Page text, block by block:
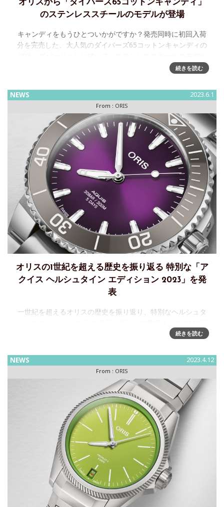
オリスから「ダイバーズ65コットンキャンディ」
のステンレススチールのモデルが登場
キャンディをもうひとついかがですか？発売同時に初回入荷
分を完売した、大人気のダイバーズ65コットンキャンディの
が登場します。 先発のブロンズバージョン同様、ブルー、グ
続きを読む
NEWS 2023.6.1
From : ORIS
オリスの1世紀を超える歴史を振り返る 特別な「ア
クイス ヘルシュタイン エディション 2023」を発
表
一世紀を超えるオリスの歴史を振り返り、特別なヘルシュタ
目の誕生日を祝って、オリスコミュニティに触発されたパー
2023
続きを読む
NEWS 2023.4.12
From : ORIS